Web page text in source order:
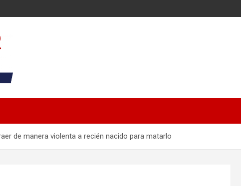
de manera violenta a recién nacido para matarlo